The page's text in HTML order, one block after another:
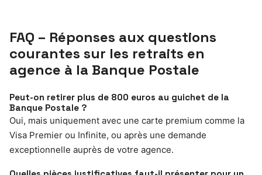
FAQ – Réponses aux questions
courantes sur les retraits en
agence à la Banque Postale
Peut-on retirer plus de 800 euros au guichet de la
Banque Postale ?
Oui, mais uniquement avec une carte premium comme la
Visa Premier ou Infinite, ou après une demande
exceptionnelle auprès de votre agence.